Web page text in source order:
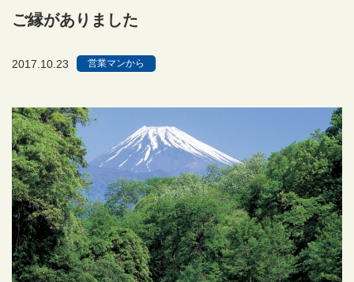
ご縁がありました
2017.10.23 営業マンから